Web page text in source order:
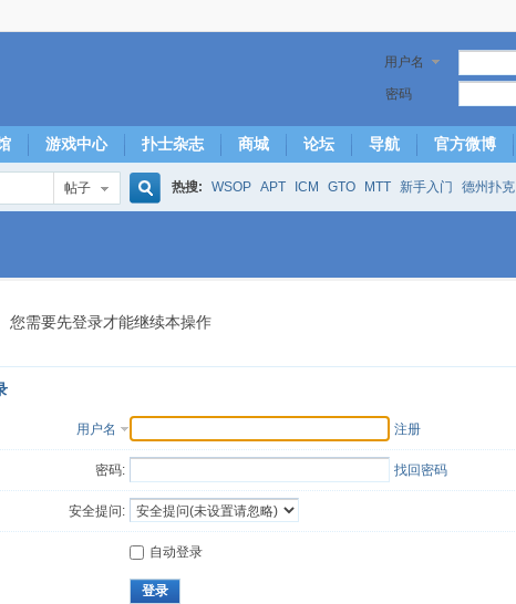
用户名
密码
游戏中心 扑士杂志 商城 论坛 导航 官方微博
帖子
索
热搜: WSOP APT ICM GTO MTT 新手入门 德州扑克
大发取钱 短筹码优势 澳门 永利
您需要先登录才能继续本操作
用户名 注册
密码: 找回密码
安全提问:
自动登录
登录